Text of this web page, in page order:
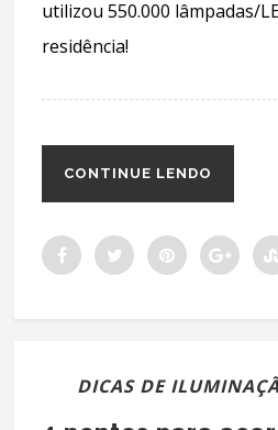
utilizou 550.000 lâmpadas/
residência!
CONTINUE LENDO
DICAS DE